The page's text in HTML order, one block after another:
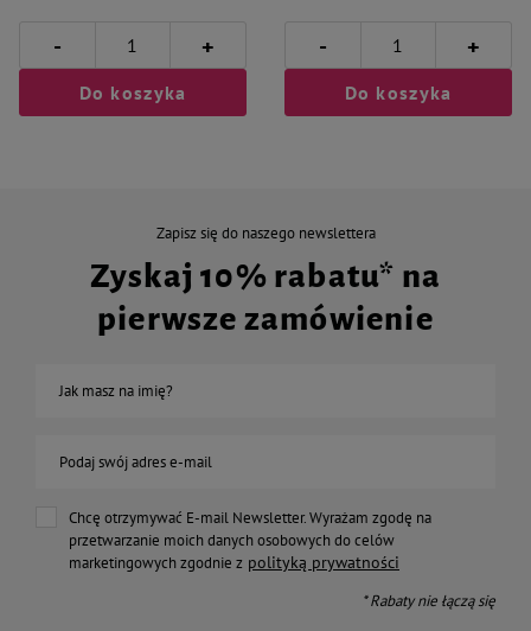
- +
Do koszyka
- +
Do koszyka
Zapisz się do naszego newslettera
Zyskaj 10% rabatu* na
pierwsze zamówienie
Jak masz na imię?
Podaj swój adres e-mail
Chcę otrzymywać E-mail Newsletter. Wyrażam zgodę na
przetwarzanie moich danych osobowych do celów
marketingowych zgodnie z polityką prywatności
* Rabaty nie łączą się